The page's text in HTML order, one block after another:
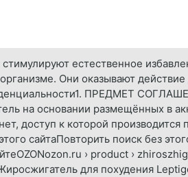
естественное
Они оказывают действие
ПРЕДМЕТ
на основании размещённых в
доступ к которой производится
сайтаПовторить поиск без
› product ›
для похудения